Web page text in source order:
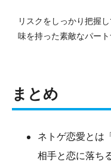
リスクをしっかり把握
味を持った素敵なパー
まとめ
ネトゲ恋愛とは
相手と恋に落ち